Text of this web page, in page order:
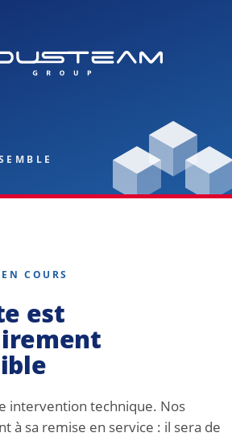
COURS
est
intervention technique. Nos
à sa remise en service : il sera de